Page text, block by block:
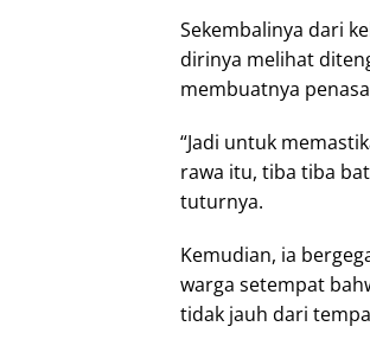
Sekembalinya dari
dirinya melihat
membuatnya
“Jadi untuk
rawa itu, tiba tiba
tuturnya.
Kemudian, ia
warga setempat
tidak jauh dari